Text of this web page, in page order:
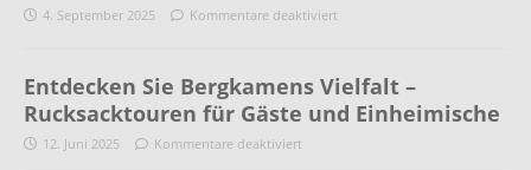
4. September 2025 Kommentare deaktiviert
Entdecken Sie Bergkamens Vielfalt –
Rucksacktouren für Gäste und Einheimische
12. Juni 2025 Kommentare deaktiviert